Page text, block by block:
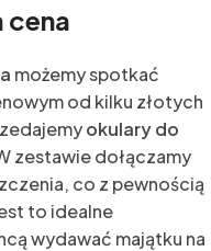
cena
możemy spotkać
od kilku złotych
okulary do
zestawie dołączamy
co z pewnością
to idealne
wydawać majątku na